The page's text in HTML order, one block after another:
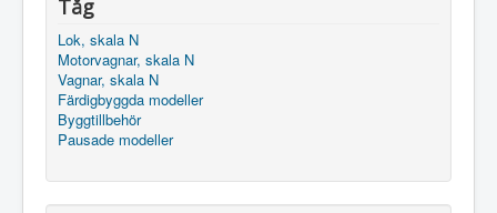
Tåg
Lok, skala N
Motorvagnar, skala N
Vagnar, skala N
Färdigbyggda modeller
Byggtillbehör
Pausade modeller